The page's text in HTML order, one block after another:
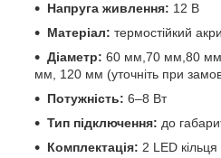
Напруга живлення: 12 В
Матеріал: термостійкий
Діаметр: 60 мм,70 мм,80
мм, 120 мм (уточніть при
Потужність: 6–8 Вт
Тип підключення: до
Комплектація: 2 LED